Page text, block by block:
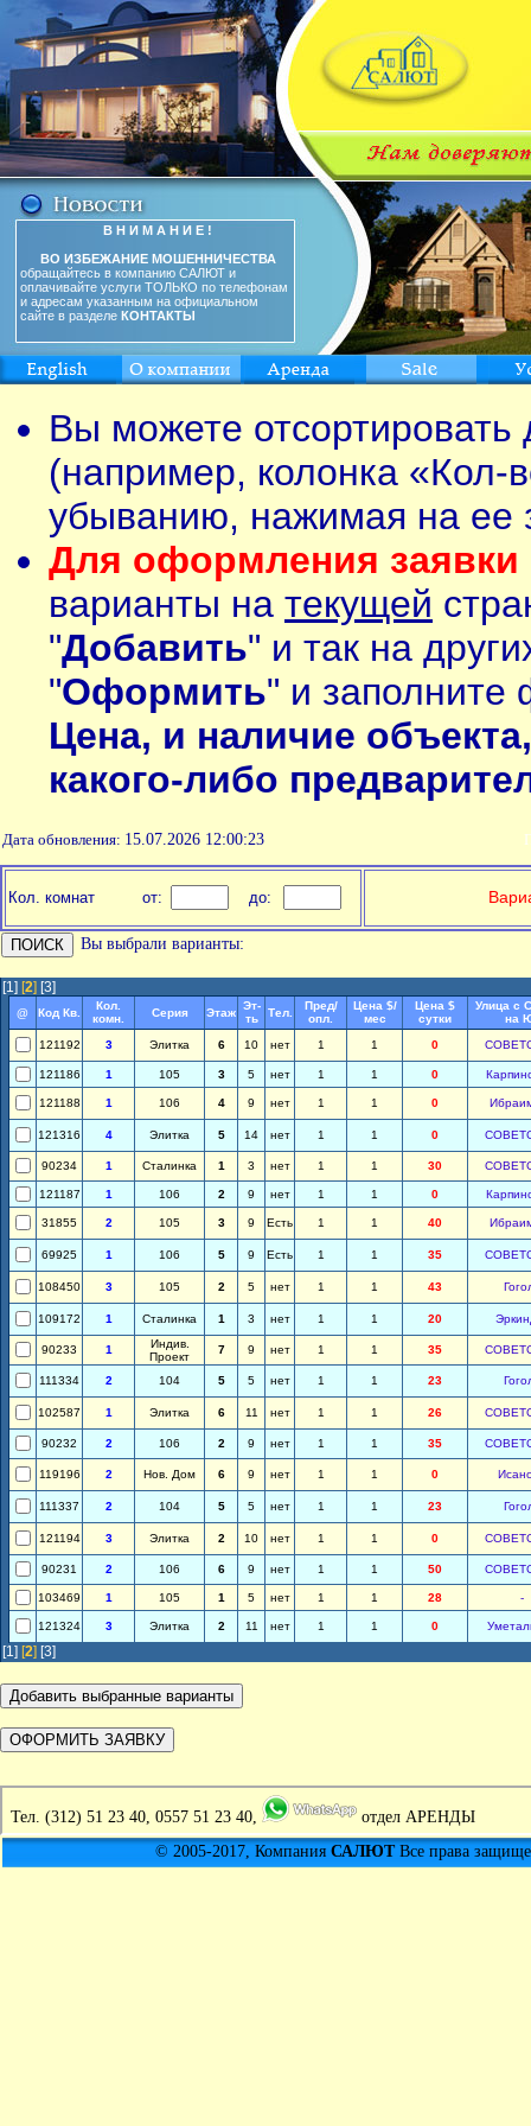
В Н И М А Н И Е !
ВО ИЗБЕЖАНИЕ МОШЕННИЧЕСТВА
обращайтесь в компанию САЛЮТ и
оплачивайте услуги ТОЛЬКО по телефонам
и адресам указанным на официальном
сайте в разделе КОНТАКТЫ
Вы можете
(например, колонка «Кол-
убыванию, нажимая на ее
Для оформления заявки
варианты на текущей
"Добавить" и так на
"Оформить" и заполните
Цена, и наличие
какого-либо
Дата обновления: 15.07.2026 12:00:23
Кол. комнат от: до:
Вы выбрали варианты:
[1] [2] [3]
@ Код Кв.
Кол.
комн.
Серия Этаж
Эт-
ть
Тел.
Пред/
опл.
Цена $/
мес
Цена $
сутки
Улица с
на
121192
3 Элитка 6 10 нет 1 1 0
121186 1 105 3 5 нет 1 1 0
121188 1 106 4 9 нет 1 1 0
121316 4 Элитка 5 14 нет 1 1 0
90234 1 Сталинка 1 3 нет 1 1 30
121187 1 106 2 9 нет 1 1 0
31855 2 105 3 9 Есть 1 1 40
69925 1 106 5 9 Есть 1 1 35
108450 3 105 2 5 нет 1 1 43
109172 1 Сталинка 1 3 нет 1 1 20
90233 1
Индив.
Проект
7 9 нет 1 1 35
111334 2 104 5 5 нет 1 1 23
102587 1 Элитка 6 11 нет 1 1 26
90232 2 106 2 9 нет 1 1 35
119196 2 Нов. Дом 6 9 нет 1 1 0
111337 2 104 5 5 нет 1 1 23
121194 3 Элитка 2 10 нет 1 1 0
90231 2 106 6 9 нет 1 1 50
103469 1 105 1 5 нет 1 1 28 -
121324 3 Элитка 2 11 нет 1 1 0
[1] [2] [3]
Тел. (312) 51 23 40, 0557 51 23 40,
отдел АРЕНДЫ
© 2005-2017, Компания САЛЮТВсе права